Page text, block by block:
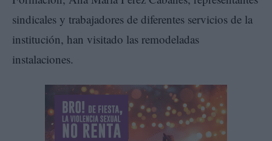
sindicales y trabajadores de diferentes servicios de la
institución, han visitado las remodeladas
instalaciones.